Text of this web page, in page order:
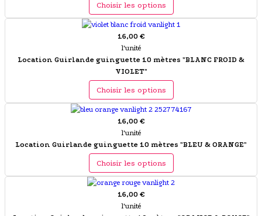
Choisir les options
16,00 €
l'unité
Location Guirlande guinguette 10 mètres "BLANC FROID &
VIOLET"
Choisir les options
16,00 €
l'unité
Location Guirlande guinguette 10 mètres "BLEU & ORANGE"
Choisir les options
16,00 €
l'unité